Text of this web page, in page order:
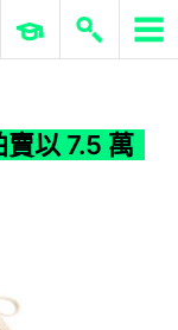
ERP 與商業 AI
以 7.5 萬